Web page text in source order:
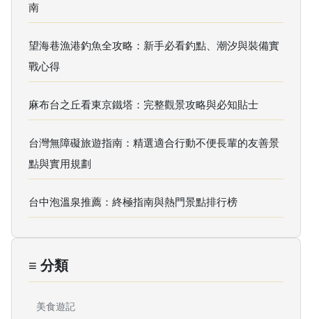
南
望海巷漁港釣魚全攻略：新手必看釣點、潮汐與裝備實
戰心得
麻布台之丘看東京鐵塔：完整觀景攻略與必知貼士
台灣無障礙旅遊指南：精選適合行動不便長輩的友善景
點與實用規劃
台中泡溫泉推薦：終極指南與熱門景點排行榜
≡ 分類
美食遊記